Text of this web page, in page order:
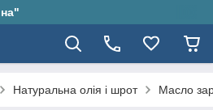
Натуральна олія і шрот Масло